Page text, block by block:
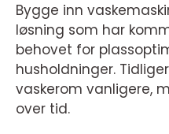
Bygge inn
løsning som har
behovet for
husholdninger.
vaskerom vanligere,
over tid.